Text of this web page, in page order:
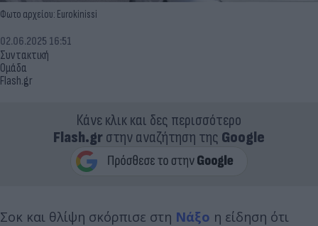
Φωτο αρχείου: Eurokinissi
Συντακτική
Ομάδα
Flash.gr
02.06.2025 16:51
Κάνε κλικ και δες περισσότερο
Flash.grστην αναζήτηση της Google
Σοκ και θλίψη σκόρπισε στη Νάξο η είδηση ότι